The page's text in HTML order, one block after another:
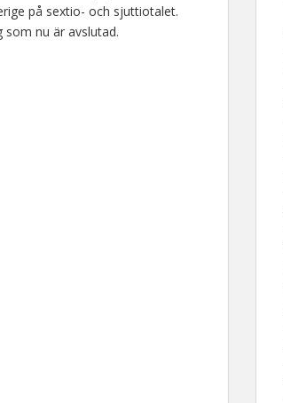
på sextio- och sjuttiotalet.
som nu är avslutad.